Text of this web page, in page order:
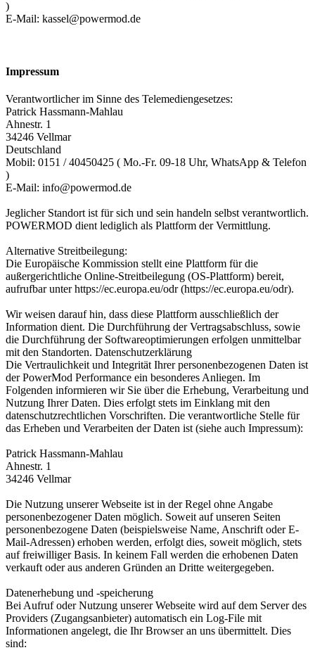
)
E-Mail: kassel@powermod.de
Impressum
Verantwortlicher im Sinne des Telemediengesetzes:
Patrick Hassmann-Mahlau
Ahnestr. 1
34246 Vellmar
Deutschland
Mobil: 0151 / 40450425 ( Mo.-Fr. 09-18 Uhr, WhatsApp & Telefon
)
E-Mail: info@powermod.de
Jeglicher Standort ist für sich und sein handeln selbst verantwortlich.
POWERMOD dient lediglich als Plattform der Vermittlung.
Alternative Streitbeilegung:
Die Europäische Kommission stellt eine Plattform für die
außergerichtliche Online-Streitbeilegung (OS-Plattform) bereit,
aufrufbar unter https://ec.europa.eu/odr (https://ec.europa.eu/odr).
Wir weisen darauf hin, dass diese Plattform ausschließlich der
Information dient. Die Durchführung der Vertragsabschluss, sowie
die Durchführung der Softwareoptimierungen erfolgen unmittelbar
mit den Standorten. Datenschutzerklärung
Die Vertraulichkeit und Integrität Ihrer personenbezogenen Daten ist
der PowerMod Performance ein besonderes Anliegen. Im
Folgenden informieren wir Sie über die Erhebung, Verarbeitung und
Nutzung Ihrer Daten. Dies erfolgt stets im Einklang mit den
datenschutzrechtlichen Vorschriften. Die verantwortliche Stelle für
das Erheben und Verarbeiten der Daten ist (siehe auch Impressum):
Patrick Hassmann-Mahlau
Ahnestr. 1
34246 Vellmar
Die Nutzung unserer Webseite ist in der Regel ohne Angabe
personenbezogener Daten möglich. Soweit auf unseren Seiten
personenbezogene Daten (beispielsweise Name, Anschrift oder E-
Mail-Adressen) erhoben werden, erfolgt dies, soweit möglich, stets
auf freiwilliger Basis. In keinem Fall werden die erhobenen Daten
verkauft oder aus anderen Gründen an Dritte weitergegeben.
Datenerhebung und -speicherung
Bei Aufruf oder Nutzung unserer Webseite wird auf dem Server des
Providers (Zugangsanbieter) automatisch ein Log-File mit
Informationen angelegt, die Ihr Browser an uns übermittelt. Dies
sind: